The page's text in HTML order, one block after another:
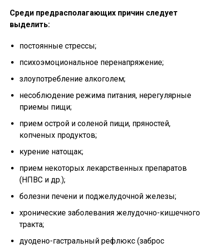
Среди предрасполагающих причин следует
выделить:
постоянные стрессы;
психоэмоциональное перенапряжение;
злоупотребление алкоголем;
несоблюдение режима питания, нерегулярные
приемы пищи;
прием острой и соленой пищи, пряностей,
копченых продуктов;
курение натощак;
прием некоторых лекарственных препаратов
(НПВС и др.);
болезни печени и поджелудочной железы;
хронические заболевания желудочно-кишечного
тракта;
дуодено-гастральный рефлюкс (заброс